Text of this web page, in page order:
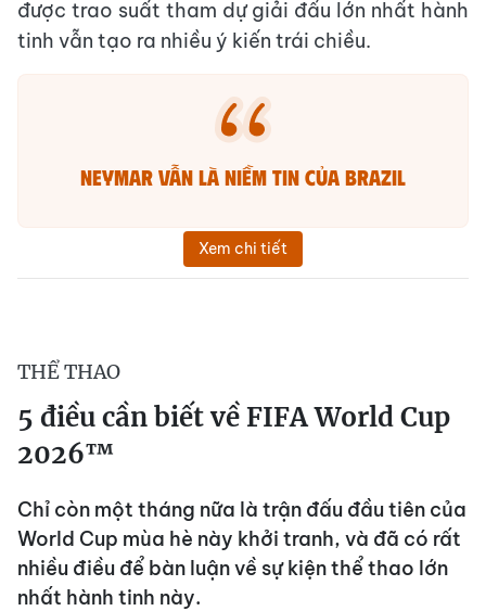
được trao suất tham dự giải đấu lớn nhất hành
tinh vẫn tạo ra nhiều ý kiến trái chiều.
Neymar vẫn là niềm tin của Brazil
Xem chi tiết
THỂ THAO
5 điều cần biết về FIFA World Cup
2026™
Chỉ còn một tháng nữa là trận đấu đầu tiên của
World Cup mùa hè này khởi tranh, và đã có rất
nhiều điều để bàn luận về sự kiện thể thao lớn
nhất hành tinh này.